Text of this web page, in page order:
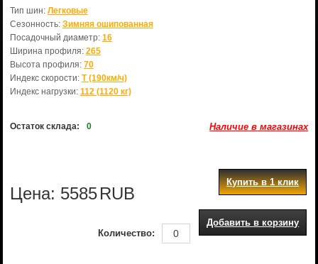
Тип шин: Легковые
Сезонность: Зимняя ошипованная
Посадочный диаметр: 16
Ширина профиля: 265
Высота профиля: 70
Индекс скорости: T (190км/ч)
Индекс нагрузки: 112 (1120 кг)
Остаток склада: 0 Наличие в магазинах
Цена: 5585RUB
Купить в 1 клик
Добавить в корзину
Количество: